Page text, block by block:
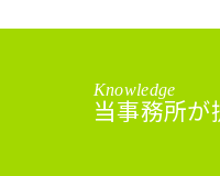
Knowledge
当事務所